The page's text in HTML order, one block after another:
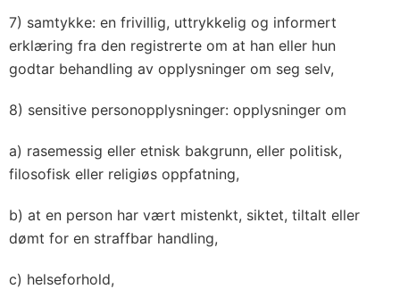
7) samtykke: en frivillig, uttrykkelig og informert
erklæring fra den registrerte om at han eller hun
godtar behandling av opplysninger om seg selv,
8) sensitive personopplysninger: opplysninger om
a) rasemessig eller etnisk bakgrunn, eller politisk,
filosofisk eller religiøs oppfatning,
b) at en person har vært mistenkt, siktet, tiltalt eller
dømt for en straffbar handling,
c) helseforhold,